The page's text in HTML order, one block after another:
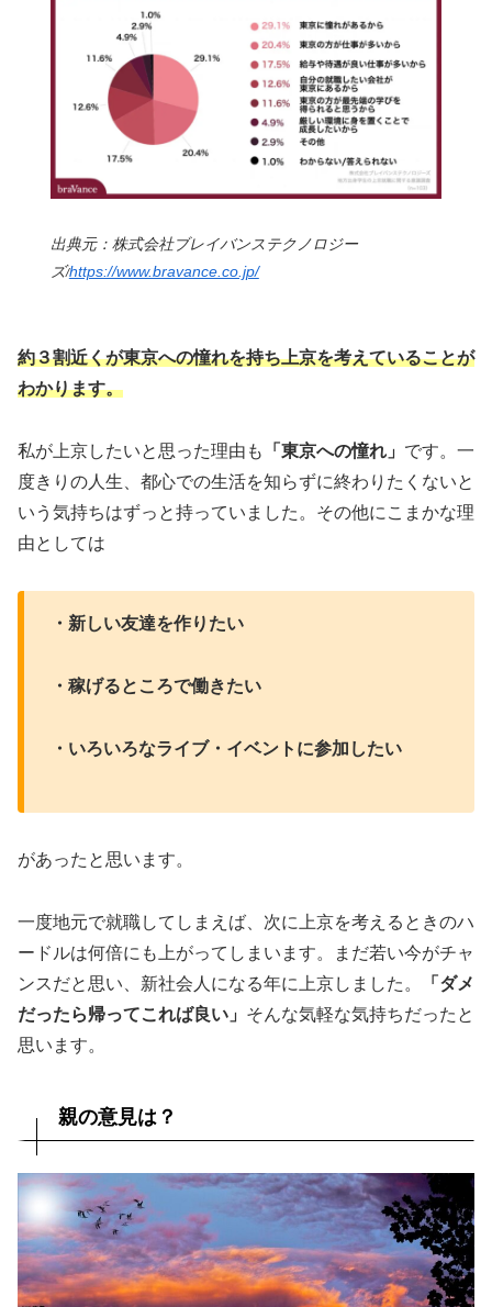
出典元：株式会社ブレイバンステクノロジー
ズ/https://www.bravance.co.jp/
約３割近くが東京への憧れを持ち上京を考えていることが
わかります。
私が上京したいと思った理由も 「東京への憧れ」 です。一
度きりの人生、都心での生活を知らずに終わりたくないと
いう気持ちはずっと持っていました。その他にこまかな理
由としては
・新しい友達を作りたい
・稼げるところで働きたい
・いろいろなライブ・イベントに参加したい
があったと思います。
一度地元で就職してしまえば、次に上京を考えるときのハ
ードルは何倍にも上がってしまいます。まだ若い今がチャ
ンスだと思い、新社会人になる年に上京しました。
「ダメ
だったら帰ってこれば良い」 そんな気軽な気持ちだったと
思います。
親の意見は？